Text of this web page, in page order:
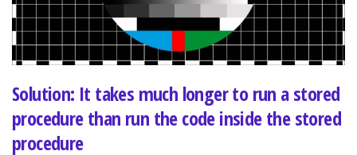
Solution: It takes much longer to run a stored
procedure than run the code inside the stored
procedure